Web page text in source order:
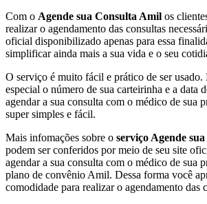
Com o Agende sua Consulta Amil os
realizar o agendamento das consultas
oficial disponibilizado apenas para essa
simplificar ainda mais a sua vida e o seu
O serviço é muito fácil e prático de ser usado.
especial o número de sua carteirinha e a data
agendar a sua consulta com o médico de sua
super simples e fácil.
Mais infomações sobre o serviço Agende
podem ser conferidos por meio de seu site
agendar a sua consulta com o médico de sua
plano de convênio Amil. Dessa forma você
comodidade para realizar o agendamento das